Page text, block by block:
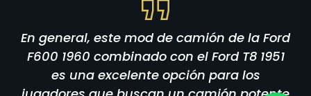
En general, este mod de camión de la Ford
F600 1960 combinado con el Ford T8 1951
es una excelente opción para los